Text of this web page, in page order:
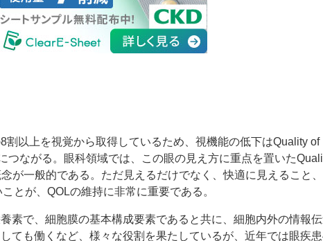
以上を視覚から取得しているため、視機能の低下はQuality of
つながる。眼科領域では、この眼の見え方に重点を置いた
が一般的である。ただ見えるだけでなく、快適に見えること
とが、QOLの維持に非常に重要である。
素で、細胞膜の基本構成要素であると共に、細胞内外の情報
ても働くなど、様々な役割を果たしているが、近年では眼疾